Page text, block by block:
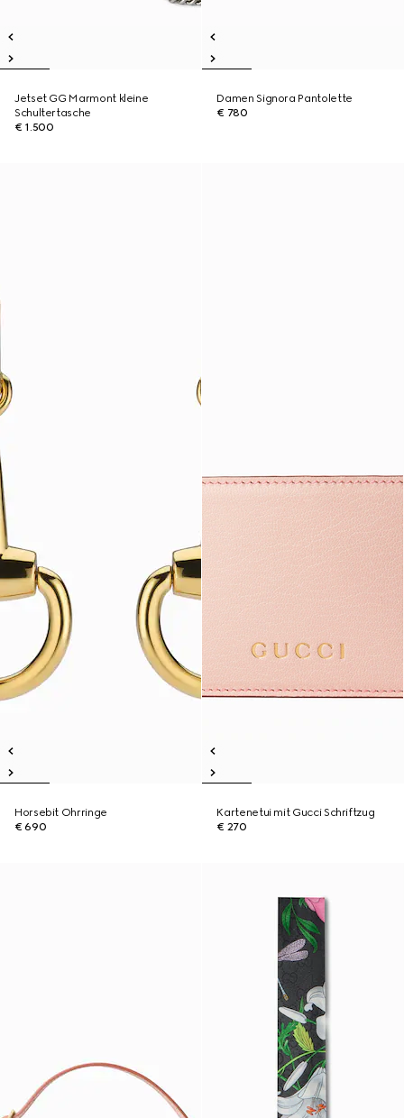
Jetset GG Marmont kleine
Schultertasche
€ 1.500
Damen Signora Pantolette
€ 780
Horsebit Ohrringe
€ 690
Kartenetui mit Gucci Schriftzug
€ 270